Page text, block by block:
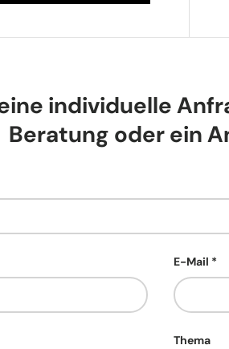
individuelle
Beratung oder ein
E-Mail
Thema